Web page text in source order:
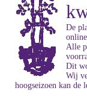
De
Alle
Dit
Wij
hoogseizoen kan de